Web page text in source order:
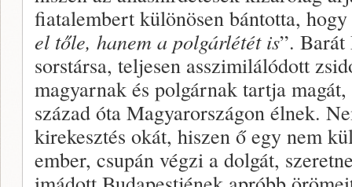
fiatalembert különösen bántotta, hogy
el tőle, hanem a polgárlétét is”.
sorstársa, teljesen asszimilálódott
magyarnak és polgárnak tartja
század óta Magyarországon élnek.
kirekesztés okát, hiszen ő egy nem
ember, csupán végzi a dolgát,